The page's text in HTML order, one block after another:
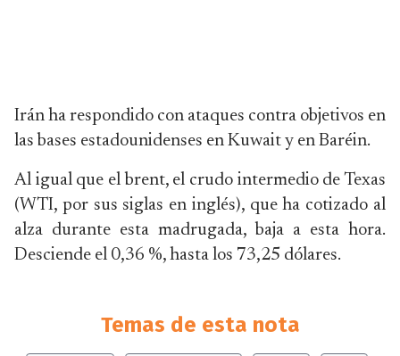
Irán ha respondido con ataques contra objetivos en
las bases estadounidenses en Kuwait y en Baréin.
Al igual que el brent, el crudo intermedio de Texas
(WTI, por sus siglas en inglés), que ha cotizado al
alza durante esta madrugada, baja a esta hora.
Desciende el 0,36 %, hasta los 73,25 dólares.
Temas de esta nota